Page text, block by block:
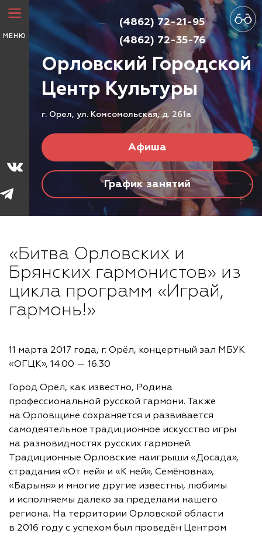
МЕНЮ
Орловский Городской
ЦентрКультуры
г. Орел, ул. Комсомольская, д. 261а
Афиша
График занятий
(4862) 72-21-95
(4862) 72-35-76
«Битва Орловских и
Брянских гармонистов» из
цикла программ «Играй,
гармонь!»
11 марта 2017 года, г. Орёл, концертный зал МБУК
«ОГЦК», 14.00 — 16.30
Город Орёл, как известно, Родина
профессиональной русской гармони. Также
на Орловщине сохраняется и развивается
самодеятельное традиционное искусство игры
на разновидностях русских гармоней.
Традиционные Орловские наигрыши «Досада»,
страдания «От ней» и «К ней», Семёновна»,
«Барыня» и многие другие известны, любимы
и исполняемы далеко за пределами нашего
региона. На территории Орловской области
в 2016 году с успехом был проведён Центром